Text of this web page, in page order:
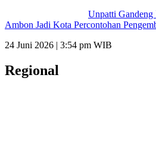
Unpatti Gandeng
Ambon Jadi Kota Percontohan
24 Juni 2026 | 3:54 pm WIB
Regional